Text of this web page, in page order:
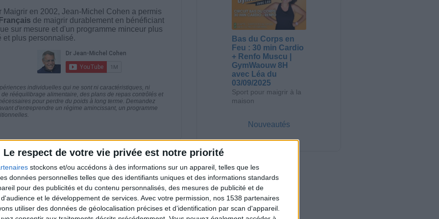
Le respect de votre vie privée est notre priorité
stockons et/ou accédons à des informations sur un appareil, telles que les
données personnelles telles que des identifiants uniques et des informations standards
pour des publicités et du contenu personnalisés, des mesures de publicité et de
et le développement de services. Avec votre permission, nos 1538 partenaires
utiliser des données de géolocalisation précises et d’identification par scan d'appareil.
Maigrir en 2002, Jean-Michel Cohen a permis
de maigrir durablement en bénéficiant
sur mesure et d'un programme minceur plus
et plus personnalisé.
individuelles qui ne sont ni caractéristiques, ni
rééquilibrage alimentaire, des plans de repas contrôlés et
pour perdre du poids à long terme. Demandez
d'entreprendre un régime amincissant, un programme
Voir tout
en live en participant à des vidéo-
et les diététiciennes du programme.
Bas du Corps en
Feu : 30 min Cardio
+ Renfo Muscu |
GymWaouw 8H
avec Léa du
03/09/2025
Sport pour maigrir à la
maison
Nouveautés